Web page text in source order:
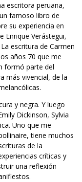
escritora peruana,
famoso libro de
su experiencia en
Enrique Verástegui,
escritura de Carmen
años 70 que me
formó parte del
más vivencial, de la
y negra. Y luego
Dickinson, Sylvia
Uno que me
tiene muchos
de la
críticas y
una reflexión